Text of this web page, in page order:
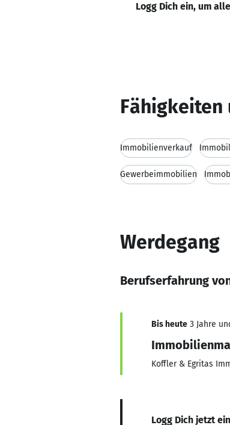
Logg Dich ein, um
Fähigkeiten
Immobilienverkauf
Gewerbeimmobilien
Werdegang
Berufserfahrung
Bis heute 3 Jahre
Koffler & Egritas
Logg Dich jetzt